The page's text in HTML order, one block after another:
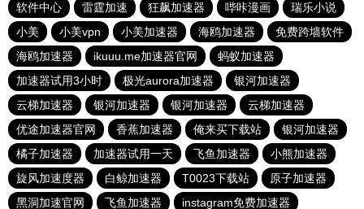
软件中心
雷霆加速 狂飙加速器 哔咔漫画
瑞乐小说
小美
小美vpn 小美加速器 海鸥加速器
免费跨墙软件
海鸥加速器
ikuuu.me加速器官网
蚂蚁加速器
加速器试用3小时
极光aurora加速器
银河加速器
云梯加速器
银河加速器 银河加速器
云梯加速器
优途加速器官网
香蕉加速器 俺来买下载站
银河加速器
橘子加速器
加速器试用一天 飞鱼加速器
小熊加速器
旋风加速度器
白鲸加速器 T0023下载站
原子加速器
黑洞加速官网
飞鱼加速器 instagram免费加速器